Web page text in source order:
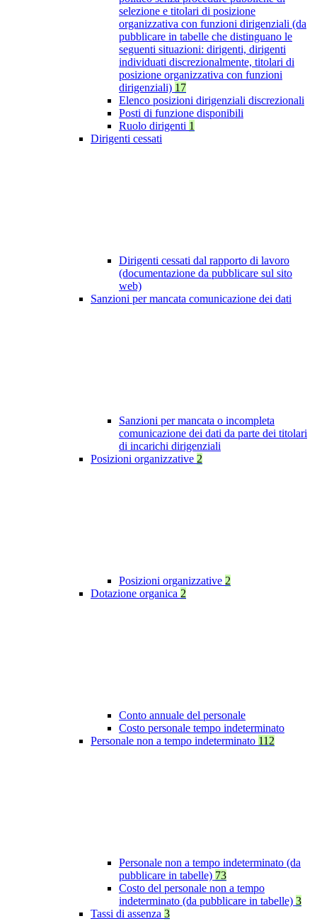
selezione e titolari di posizione
organizzativa con funzioni dirigenziali (da
pubblicare in tabelle che distinguano le
seguenti situazioni: dirigenti, dirigenti
individuati discrezionalmente, titolari di
posizione organizzativa con funzioni
dirigenziali) 17
Elenco posizioni dirigenziali discrezionali
Posti di funzione disponibili
Ruolo dirigenti 1
Dirigenti cessati
Dirigenti cessati dal rapporto di lavoro
(documentazione da pubblicare sul sito
web)
Sanzioni per mancata comunicazione dei dati
Sanzioni per mancata o incompleta
comunicazione dei dati da parte dei titolari
di incarichi dirigenziali
Posizioni organizzative 2
Posizioni organizzative 2
Dotazione organica 2
Conto annuale del personale
Costo personale tempo indeterminato
Personale non a tempo indeterminato 112
Personale non a tempo indeterminato (da
pubblicare in tabelle) 73
Costo del personale non a tempo
indeterminato (da pubblicare in tabelle) 3
Tassi di assenza 3